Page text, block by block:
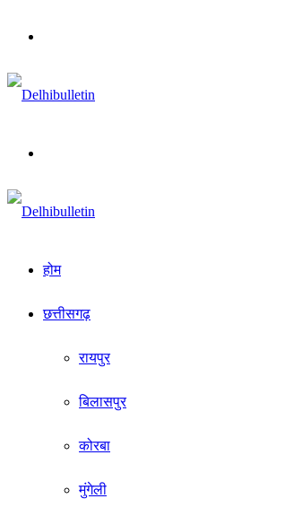
होम
छत्तीसगढ़
रायपुर
बिलासपुर
कोरबा
मुंगेली